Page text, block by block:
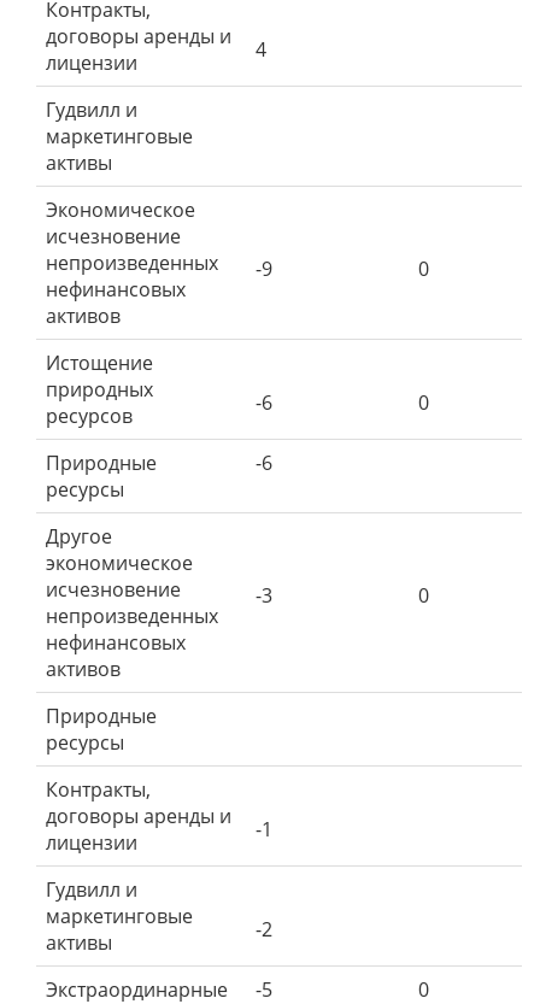
Контракты,
договоры аренды и
лицензии
4
Гудвилл и
маркетинговые
активы
Экономическое
исчезновение
непроизведенных
нефинансовых
активов
-9 0
Истощение
природных
ресурсов
-6 0
Природные
ресурсы
-6
Другое
экономическое
исчезновение
непроизведенных
нефинансовых
активов
-3 0
Природные
ресурсы
Контракты,
договоры аренды и
лицензии
-1
Гудвилл и
маркетинговые
активы
-2
Экстраординарные
-5 0